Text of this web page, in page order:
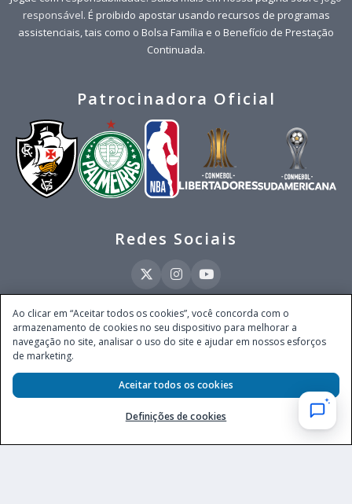
responsável. É proibido apostar usando recursos de programas
assistenciais, tais como o Bolsa Família e o Benefício de Prestação
Continuada.
Patrocinadora Oficial
Redes Sociais
Este site é operado pela Ventmear Brasil LTDA (CNPJ 52.868.380/0001-84), com
endereço na Avenida Brigadeiro Faria Lima, nº 4.055, 3º andar, Itaim Bibi, no
Município de São Paulo, Estado de São Paulo, CEP 04538-133, Brasil - empresa
Secretaria de Prêmios e Apostas do Ministério da Fazenda, conforme Portaria nº
247, de 07.02.2025, publicada no DOU em 11.2.2025.
Ao clicar em “Aceitar todos os cookies”, você concorda com o
armazenamento de cookies no seu dispositivo para melhorar a
navegação no site, analisar o uso do site e ajudar em nossos esforços
de marketing.
Definições de cookies
Aceitar todos os cookies